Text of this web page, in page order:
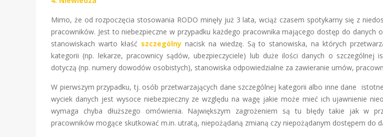
Mimo, że od rozpoczęcia stosowania RODO minęły już 3 lata, wciąż czasem spotykamy się z
pracowników. Jest to niebezpieczne w przypadku każdego pracownika mającego dostęp do danych
stanowiskach warto kłaść szczególny nacisk na wiedzę. Są to stanowiska, na których
kategorii (np. lekarze, pracownicy sądów, ubezpieczyciele) lub duże ilości danych o szczególnej
dotyczą (np. numery dowodów osobistych), stanowiska odpowiedzialne za zawieranie umów,
W pierwszym przypadku, tj. osób przetwarzających dane szczególnej kategorii albo inne dane
wyciek danych jest wysoce niebezpieczny ze względu na wagę jakie może mieć ich ujawnienie
wymaga chyba dłuższego omówienia. Największym zagrożeniem są tu błędy takie jak w
pracowników mogące skutkować m.in. utratą, niepożądaną zmianą czy niepożądanym dostępem do